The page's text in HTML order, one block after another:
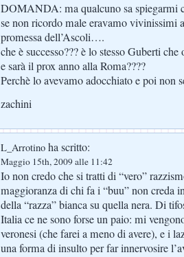
DOMANDA: ma qualcuno sa spiegarmi
se non ricordo male eravamo vivinissimi
promessa dell’Ascoli….
che è successo??? è lo stesso Guberti
e sarà il prox anno alla Roma????
Perchè lo avevamo adocchiato e poi non
zachini
L_Arrotino ha scritto:
Maggio 15th, 2009 alle 11:42
Io non credo che si tratti di “vero”
maggioranza di chi fa i “buu” non creda
della “razza” bianca su quella nera. Di
Italia ce ne sono forse un paio: mi
veronesi (che farei a meno di avere), e i
una forma di insulto per far innervosire